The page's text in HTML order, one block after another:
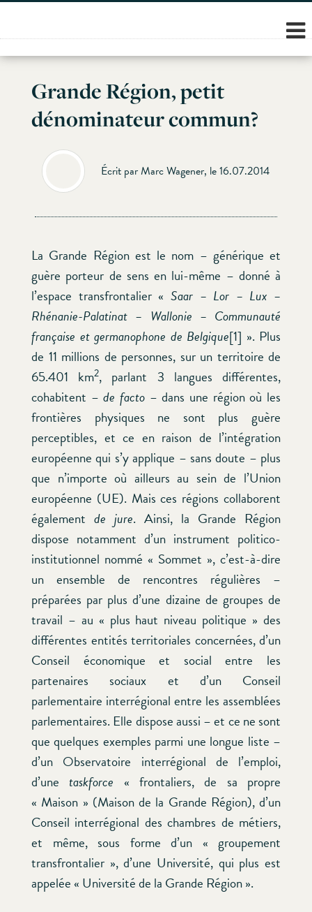
Skip
content
Grande Région, petit
dénominateur commun?
Écrit par Marc Wagener, le 16.07.2014
La Grande Région est le nom – générique et
guère porteur de sens en lui-même – donné à
l’espace transfrontalier « Saar – Lor – Lux –
Rhénanie-Palatinat – Wallonie – Communauté
française et germanophone de Belgique[1] ». Plus
de 11 millions de personnes, sur un territoire de
65.401 km2, parlant 3 langues différentes,
cohabitent –de facto – dans une région où les
frontières physiques ne sont plus guère
perceptibles, et ce en raison de l’intégration
européenne qui s’y applique – sans doute – plus
que n’importe où ailleurs au sein de l’Union
européenne (UE). Mais ces régions collaborent
également de jure. Ainsi, la Grande Région
dispose notamment d’un instrument politico-
institutionnel nommé « Sommet », c’est-à-dire
un ensemble de rencontres régulières –
préparées par plus d’une dizaine de groupes de
travail – au « plus haut niveau politique » des
différentes entités territoriales concernées, d’un
Conseil économique et social entre les
partenaires sociaux et d’un Conseil
parlementaire interrégional entre les assemblées
parlementaires. Elle dispose aussi – et ce ne sont
que quelques exemples parmi une longue liste –
d’un Observatoire interrégional de l’emploi,
d’unetaskforce « frontaliers, de sa propre
« Maison » (Maison de la Grande Région), d’un
Conseil interrégional des chambres de métiers,
et même, sous forme d’un « groupement
transfrontalier », d’une Université, qui plus est
appelée « Université de la Grande Région ».